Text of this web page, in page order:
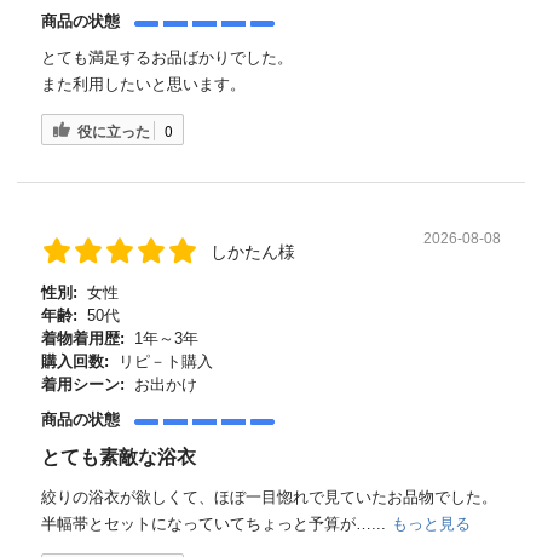
商品の状態
とても満足するお品ばかりでした。
また利用したいと思います。
役に立った 0
しかたん様
2026-08-08
性別: 女性
年齢: 50代
着物着用歴:
1年～3年
購入回数:
リピ－ト購入
着用シーン:
お出かけ
商品の状態
とても素敵な浴衣
絞りの浴衣が欲しくて、ほぼ一目惚れで見ていたお品物でした。
半幅帯とセットになっていてちょっと予算が…... もっと見る